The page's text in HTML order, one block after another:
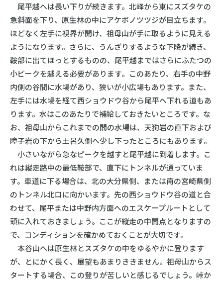
尾平越へは長い下りが続きます。北峰から東にスズタケの
急斜面を下り、原生林の中にアケボノツツジが目立ちます。
ほどなく左手に視界が開け、祖母山が手に取るように見える
ようになります。さらに、うんざりするような下降が続き、
鞍部に出てほっとするものの、尾平越まではさらにふたつの
小ピークを越える必要があります。このあたり、右手の中野
内側の谷間に水場があり、狭いが小広場もあります。また、
左手には水場を経て西ショウドウ谷から尾平へ下れる道もあ
ります。水はこのあたりで補給しておきたいところです。な
お、祖母山からこれまでの間の水場は、天狗岩の直下および
障子岩の下から土呂久側へ少し下ったところにもあります。
小さいながら急なピークを越すと尾平越に到着します。こ
れは縦走路中の最低鞍部で、直下にトンネルが通っていま
す。車道に下る場合は、北の大分県側、または南の宮崎県側
のトンネル北口に向かいます。先の西ショウドウ谷の道と合
わせて、尾平または中野内方面へのエスケープルートとして
頭に入れておきましょう。ここが縦走の中間点となりますの
で、コンディションを確かめておくことが大切です。
本谷山へは原生林とスズタケの中をゆるやかに登ります
が、とにかく長く、展望もあまりききません。祖母山からス
タートする場合、この登りが苦しいと感じるでしょう。峠か